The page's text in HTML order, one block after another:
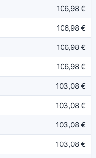
106,98 €
106,98 €
106,98 €
106,98 €
103,08 €
103,08 €
103,08 €
103,08 €